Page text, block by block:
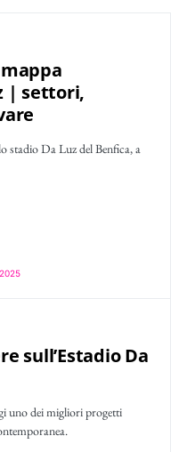
| settori,
stadio Da Luz del Benfica, a
sull’Estadio Da
uno dei migliori progetti